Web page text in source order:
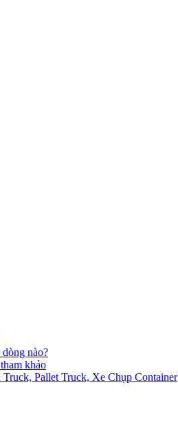
nào?
khảo
Pallet Truck, Xe Chụp Container